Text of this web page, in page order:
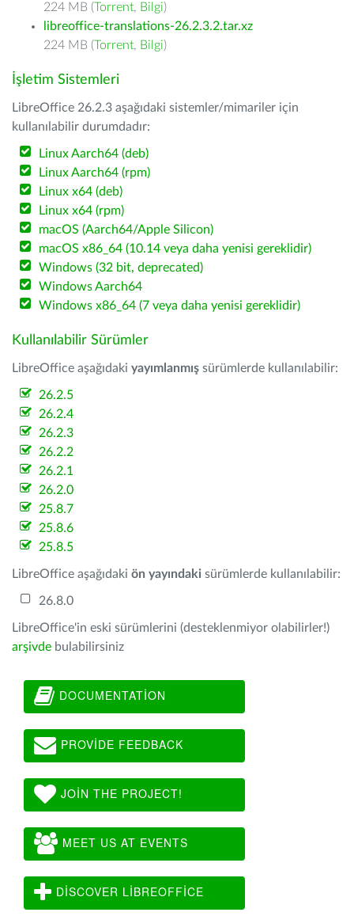
224 MB (Torrent, Bilgi)
libreoffice-translations-26.2.3.2.tar.xz
224 MB (Torrent, Bilgi)
İşletim Sistemleri
LibreOffice 26.2.3 aşağıdaki sistemler/mimariler için
kullanılabilir durumdadır:
Linux Aarch64 (deb)
Linux Aarch64 (rpm)
Linux x64 (deb)
Linux x64 (rpm)
macOS (Aarch64/Apple Silicon)
macOS x86_64 (10.14 veya daha yenisi gereklidir)
Windows (32 bit, deprecated)
Windows Aarch64
Windows x86_64 (7 veya daha yenisi gereklidir)
Kullanılabilir Sürümler
LibreOffice aşağıdaki yayımlanmış sürümlerde kullanılabilir:
26.2.5
26.2.4
26.2.3
26.2.2
26.2.1
26.2.0
25.8.7
25.8.6
25.8.5
LibreOffice aşağıdaki ön yayındaki sürümlerde kullanılabilir:
26.8.0
LibreOffice'in eski sürümlerini (desteklenmiyor olabilirler!)
arşivde bulabilirsiniz
DOCUMENTATION
PROVIDE FEEDBACK
JOIN THE PROJECT!
MEET US AT EVENTS
DISCOVER LIBREOFFICE